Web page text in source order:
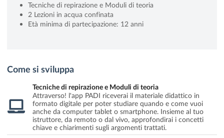
Tecniche di repirazione e Moduli di teoria
2 Lezioni in acqua confinata
Età minima di partecipazione: 12 anni
Come si sviluppa
Tecniche di repirazione e Moduli di teoria
Attraverso! l'app PADI riceverai il materiale didattico in
formato digitale per poter studiare quando e come vuoi
anche da computer tablet o smartphone. Insieme al tuo
istruttore, da remoto o dal vivo, approfondirai i concetti
chiave e chiarimenti sugli argomenti trattati.